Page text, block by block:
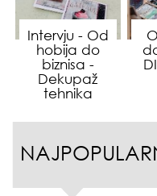
Intervju - Od
hobija do
biznisa -
Dekupaž
tehnika